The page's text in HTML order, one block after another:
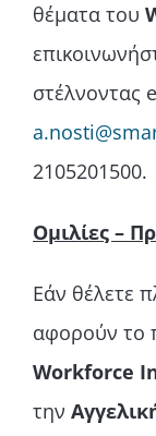
θέματα του
στέλνοντας
2105201500.
Ομιλίες –
Εάν θέλετε
αφορούν το
Workforce
την